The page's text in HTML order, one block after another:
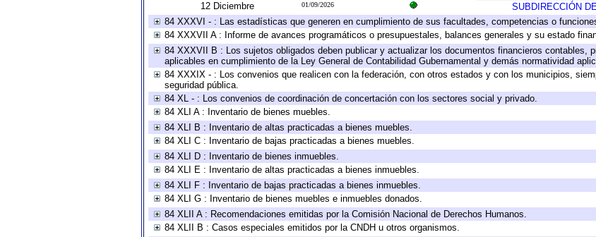
12 Diciembre 01/09/2026 SUBDIRECCIÓN
84 XXXVI - : Las estadísticas que generen en cumplimiento de sus facultades, competencias o
84 XXXVII A : Informe de avances programáticos o presupuestales, balances generales y su estado
84 XXXVII B : Los sujetos obligados deben publicar y actualizar los documentos financieros contables,
aplicables en cumplimiento de la Ley General de Contabilidad Gubernamental y demás normatividad
84 XXXIX - : Los convenios que realicen con la federación, con otros estados y con los municipios,
seguridad pública.
84 XL - : Los convenios de coordinación de concertación con los sectores social y privado.
84 XLI A : Inventario de bienes muebles.
84 XLI B : Inventario de altas practicadas a bienes muebles.
84 XLI C : Inventario de bajas practicadas a bienes muebles.
84 XLI D : Inventario de bienes inmuebles.
84 XLI E : Inventario de altas practicadas a bienes inmuebles.
84 XLI F : Inventario de bajas practicadas a bienes inmuebles.
84 XLI G : Inventario de bienes muebles e inmuebles donados.
84 XLII A : Recomendaciones emitidas por la Comisión Nacional de Derechos Humanos.
84 XLII B : Casos especiales emitidos por la CNDH u otros organismos.